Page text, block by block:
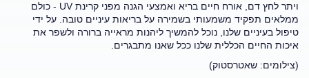
ויתר לחץ דם, אורח חיים בריא ואמצעי הגנה מפני קרינת UV
- כולם
ממלאים תפקיד משמעותי בשמירה על בריאות עיניים טובה. על ידי
טיפול בעיניים שלנו, נוכל להמשיך ליהנות מראייה ברורה ולשפר את
איכות החיים הכללית שלנו ככל שאנו מתבגרים.
(צילומים: שאטרסטוק)